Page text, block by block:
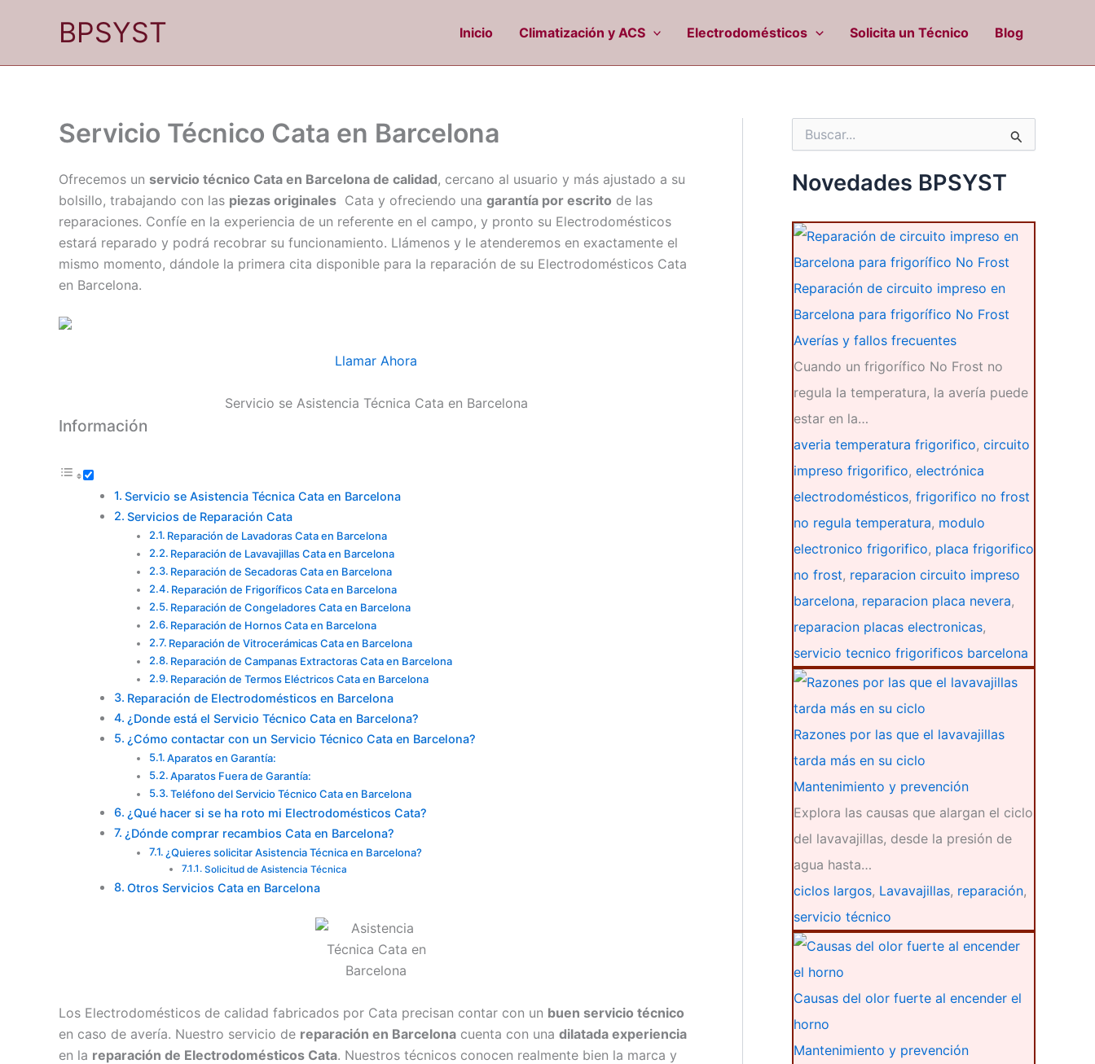
BPSYST Inicio Climatización y ACS Electrodomésticos Solicita un Técnico Blog
Servicio Técnico Cata en Barcelona
Ofrecemos un servicio técnico Cata en Barcelona de calidad, cercano al usuario y más ajustado a su
bolsillo, trabajando con las piezas originales Cata y ofreciendo una garantía por escrito de las
reparaciones. Confíe en la experiencia de un referente en el campo, y pronto su Electrodomésticos
estará reparado y podrá recobrar su funcionamiento. Llámenos y le atenderemos en exactamente el
mismo momento, dándole la primera cita disponible para la reparación de su Electrodomésticos Cata
en Barcelona.
Llamar Ahora
Servicio se Asistencia Técnica Cata en Barcelona
Información
Servicio se Asistencia Técnica Cata en Barcelona
Servicios de Reparación Cata
Reparación de Lavadoras Cata en Barcelona
Reparación de Lavavajillas Cata en Barcelona
Reparación de Secadoras Cata en Barcelona
Reparación de Frigoríficos Cata en Barcelona
Reparación de Congeladores Cata en Barcelona
Reparación de Hornos Cata en Barcelona
Reparación de Vitrocerámicas Cata en Barcelona
Reparación de Campanas Extractoras Cata en Barcelona
Reparación de Termos Eléctricos Cata en Barcelona
Reparación de Electrodomésticos en Barcelona
¿Donde está el Servicio Técnico Cata en Barcelona?
¿Cómo contactar con un Servicio Técnico Cata en Barcelona?
Aparatos en Garantía:
Aparatos Fuera de Garantía:
Teléfono del Servicio Técnico Cata en Barcelona
¿Qué hacer si se ha roto mi Electrodomésticos Cata?
¿Dónde comprar recambios Cata en Barcelona?
¿Quieres solicitar Asistencia Técnica en Barcelona?
Solicitud de Asistencia Técnica
Otros Servicios Cata en Barcelona
Los Electrodomésticos de calidad fabricados por Cata precisan contar con un buen servicio técnico
en caso de avería. Nuestro servicio de reparación en Barcelona cuenta con una dilatada experiencia
en la reparación de Electrodomésticos Cata. Nuestros técnicos conocen realmente bien la marca y
c
a
p
o
r
Novedades BPSYST
Reparación de circuito impreso en
Barcelona para frigorífico No Frost
Averías y fallos frecuentes
Cuando un frigorífico No Frost no
regula la temperatura, la avería puede
estar en la…
averia temperatura frigorifico, circuito
impreso frigorifico, electrónica
electrodomésticos, frigorifico no frost
no regula temperatura, modulo
electronico frigorifico, placa frigorifico
no frost, reparacion circuito impreso
barcelona, reparacion placa nevera,
reparacion placas electronicas,
servicio tecnico frigorificos barcelona
Razones por las que el lavavajillas
tarda más en su ciclo
Mantenimiento y prevención
Explora las causas que alargan el ciclo
del lavavajillas, desde la presión de
agua hasta…
ciclos largos, Lavavajillas, reparación,
servicio técnico
Causas del olor fuerte al encender el
horno
Mantenimiento y prevención